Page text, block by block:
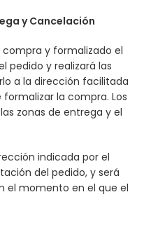
y Cancelación
y formalizado el
pedido y realizará las
a la dirección facilitada
la compra. Los
zonas de entrega y el
indicada por el
del pedido, y será
el momento en el que el